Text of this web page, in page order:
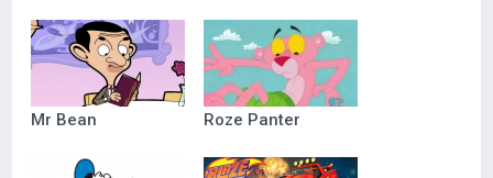
Mr Bean Roze Panter